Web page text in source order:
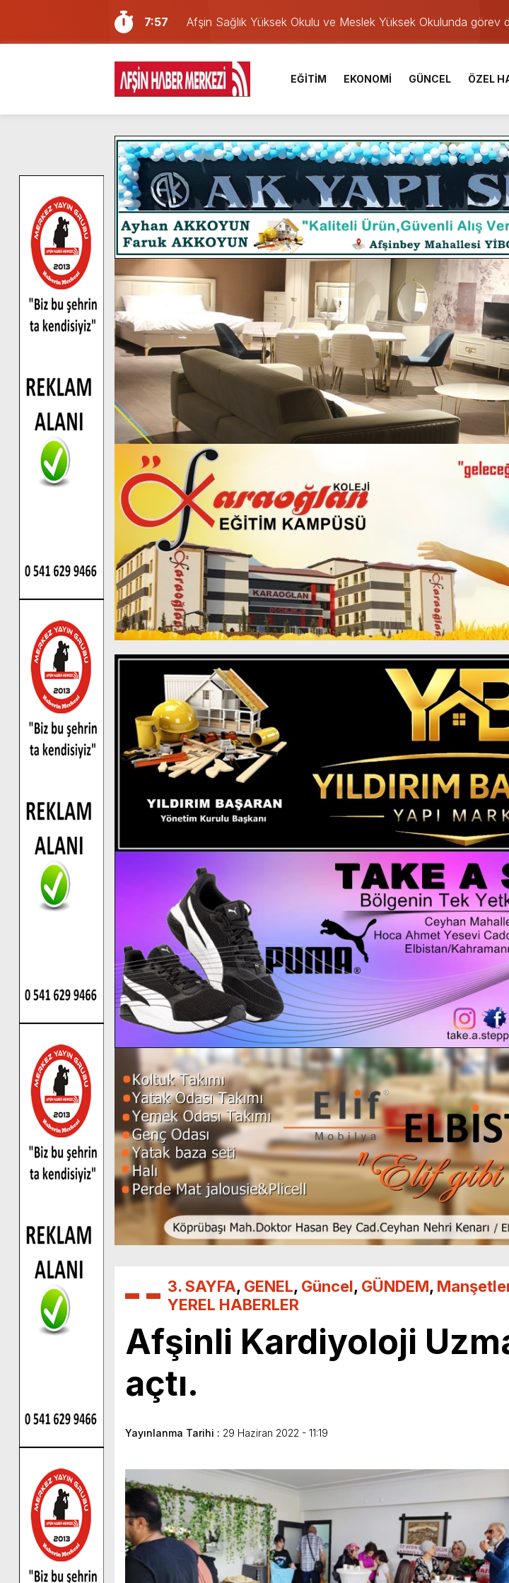
7:57
Afşin Sağlık Yüksek Okulu ve Meslek Yüksek Okulunda görev
6:31
Onikişubat Belediyesi’nin Üniversite Hazırlık Kursu
16:10
Uluslararası Bisiklet Yarışması’nda En Zorlu Etap Tamamlandı.
13:27
NOTER ONAYLI TYP LİSTESİ YAYINLANDI.
11:22
KAFUM Fuar Alanı Bulut ve Yavuz’un Ezgileriyle Şenlendi.
8:06
Afşinli bir hemşehrimizin de olduğu Filistin Konvoyu,
14:05
Madrigal, Perşembe Günü KAFUM’da Sahne Alacak.
7:39
KEDİNİZ Mİ VAR?
7:27
Cumhurbaşkanı Erdoğan, Ayser Çalık Ortaokulu Şehitlerinin
8:58
GÖZYAŞI RAHMETTİR
EĞİTİM EKONOMİ GÜNCEL ÖZEL
3. SAYFA, GENEL, Güncel, GÜNDEM,
YEREL HABERLER
Afşinli Kardiyoloji
açtı.
Yayınlanma Tarihi : 29 Haziran 2022 - 11:19